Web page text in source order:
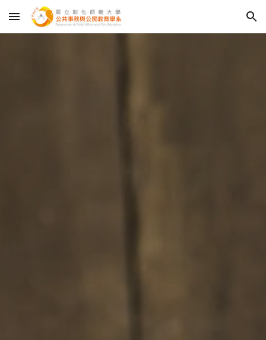
Skip to main content Skip to navigation